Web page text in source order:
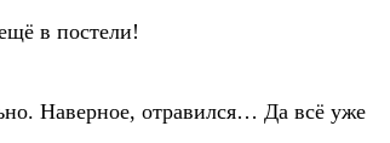
в постели!
Наверное, отравился… Да всё уже